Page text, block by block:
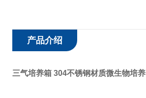
产品介绍
三气培养箱 304不锈钢材质微生物培养